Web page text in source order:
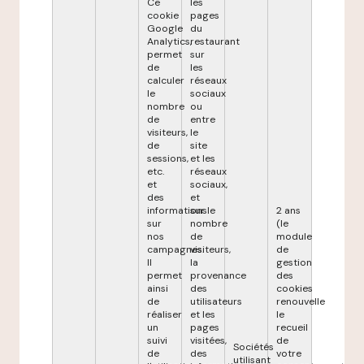
cookie
Google
Analytics,
permet
de
calculer
le
nombre
de
visiteurs,
de
sessions,
etc.
et
des
informations
sur
nos
campagnes.
Il
permet
ainsi
de
réaliser
un
suivi
de
pages
du
restaurant
sur
les
réseaux
sociaux
ou
entre
le
site
et les
réseaux
sociaux,
et
sur le
nombre
de
visiteurs,
la
provenance
des
utilisateurs
et les
pages
visitées,
des
Sociétés
utilisant
2 ans
(le
module
de
gestion
des
cookies
renouvelle
le
recueil
de
votre